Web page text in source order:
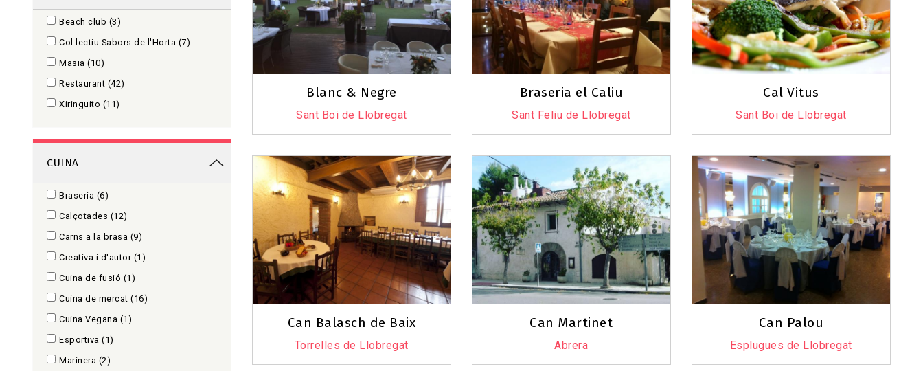
Blanc & Negre
Sant Boi de Llobregat
Braseria el Caliu
Sant Feliu de Llobregat
Cal Vitus
Sant Boi de Llobregat
Can Balasch de Baix
Torrelles de Llobregat
Can Martinet
Abrera
Can Palou
Esplugues de Llobregat
Beach club (3)
Col.lectiu Sabors de l'Horta (7)
Masia (10)
Restaurant (42)
Xiringuito (11)
CUINA
Braseria (6)
Calçotades (12)
Carns a la brasa (9)
Creativa i d'autor (1)
Cuina de fusió (1)
Cuina de mercat (16)
Cuina Vegana (1)
Esportiva (1)
Marinera (2)